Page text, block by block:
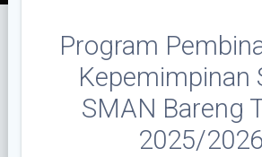
Program
Kepemimpinan
SMAN Bareng
2025/2026